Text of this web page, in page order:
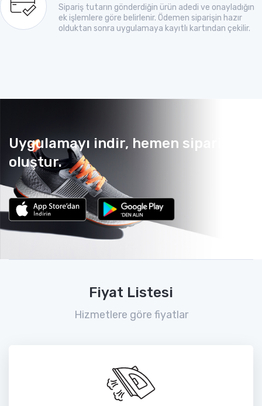
Sipariş tutarın gönderdiğin ürün adedi ve onayladığın
ek işlemlere göre belirlenir. Ödemen siparişin hazır
olduktan sonra uygulamaya kayıtlı kartından çekilir.
Uygulamayı indir, hemen sipariş
oluştur.
Fiyat Listesi
Hizmetlere göre fiyatlar